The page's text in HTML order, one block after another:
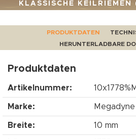
KLASSISCHE
PRODUKTDATEN
HERUNTERLADBARE
Produktdaten
Artikelnummer:
Marke:
Breite: 10 mm